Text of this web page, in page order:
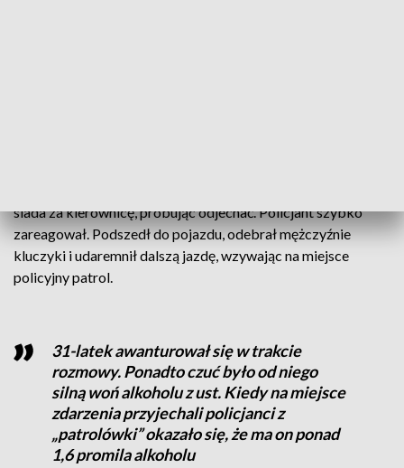
siada za kierownicę, próbując odjechać. Policjant szybko
zareagował. Podszedł do pojazdu, odebrał mężczyźnie
kluczyki i udaremnił dalszą jazdę, wzywając na miejsce
policyjny patrol.
31-latek awanturował się w trakcie
rozmowy. Ponadto czuć było od niego
silną woń alkoholu z ust. Kiedy na miejsce
zdarzenia przyjechali policjanci z
„patrolówki” okazało się, że ma on ponad
1,6 promila alkoholu